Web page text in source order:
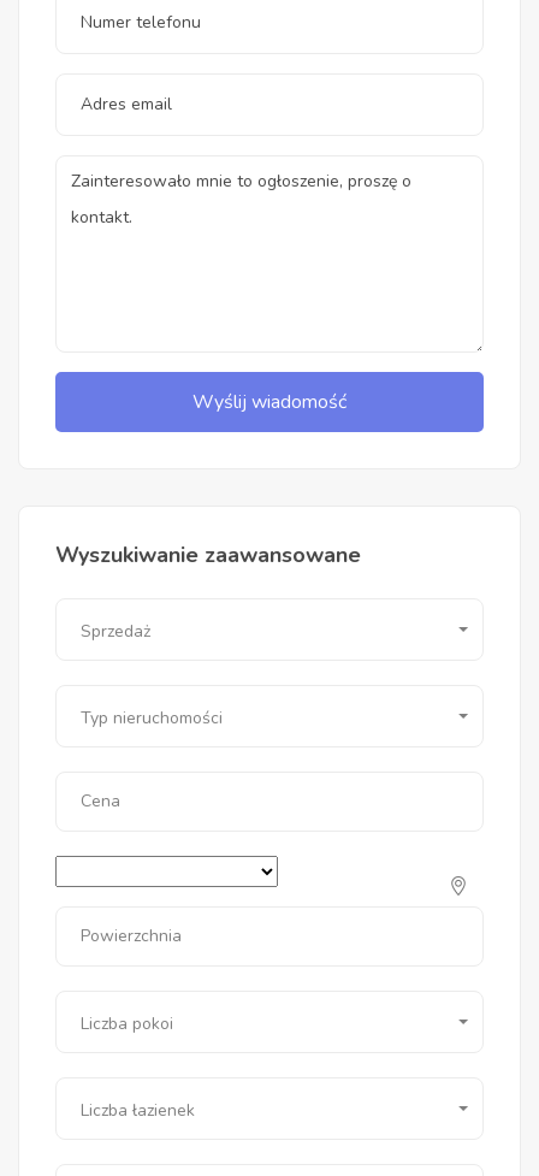
Wyślij wiadomość
Wyszukiwanie zaawansowane
Sprzedaż
Typ nieruchomości
Cena
Powierzchnia
Liczba pokoi
Liczba łazienek